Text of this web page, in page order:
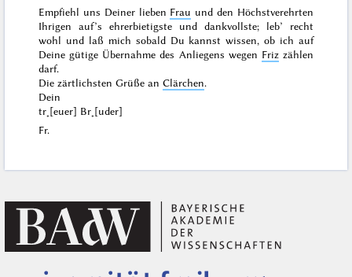
Empfiehl uns Deiner lieben Frau und den Höchstverehrten
Ihrigen auf’s ehrerbietigste und dankvollste; leb’ recht
wohl und laß mich sobald Du kannst wissen, ob ich auf
Deine gütige Übernahme des Anliegens wegen Frizzählen
darf.
Die zärtlichsten Grüße anClärchen.
Dein
tr˖[euer] Br˖[uder]
Fr.